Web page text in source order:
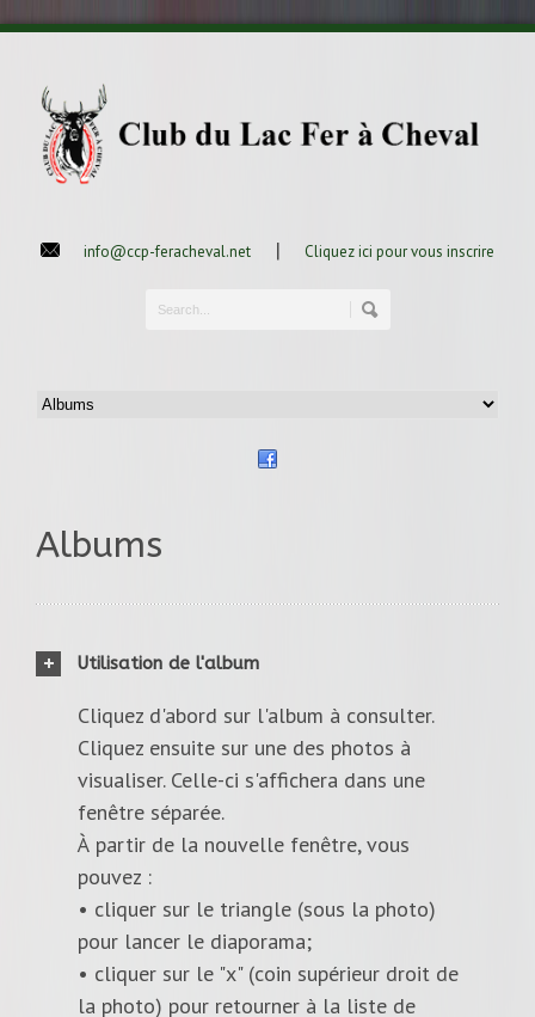
info@ccp-feracheval.net | Cliquez ici pour vous inscrire
Albums
Utilisation de l'album
Cliquez d'abord sur l'album à consulter.
Cliquez ensuite sur une des photos à
visualiser. Celle-ci s'affichera dans une
fenêtre séparée.
À partir de la nouvelle fenêtre, vous
pouvez :
• cliquer sur le triangle (sous la photo)
pour lancer le diaporama;
• cliquer sur le "x" (coin supérieur droit de
la photo) pour retourner à la liste de